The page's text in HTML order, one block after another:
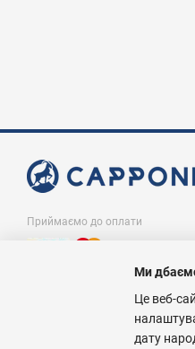
Приймаємо до оплати
© Інтернет магазин
Ми
Це веб-
дату